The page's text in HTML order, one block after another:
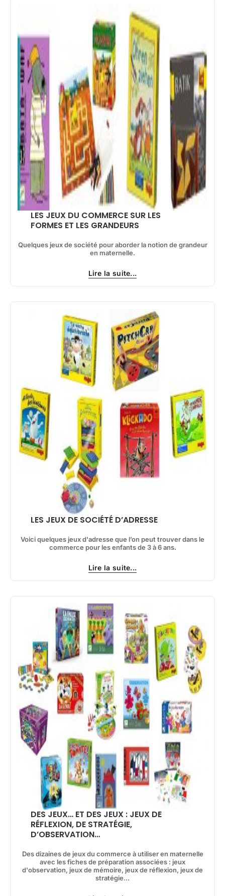
LES JEUX DU COMMERCE SUR LES
FORMES ET LES GRANDEURS
Quelques jeux de société pour aborder la notion de grandeur
en maternelle.
Lire la suite...
LES JEUX DE SOCIÉTÉ D’ADRESSE
Voici quelques jeux d'adresse que l’on peut trouver dans le
commerce pour les enfants de 3 à 6 ans.
Lire la suite...
DES JEUX… ET DES JEUX : JEUX DE
RÉFLEXION, DE STRATÉGIE,
D’OBSERVATION…
Des dizaines de jeux du commerce à utiliser en maternelle
avec les fiches de préparation associées : jeux
d'observation, jeux de mémoire, jeux de réflexion, jeux de
stratégie...